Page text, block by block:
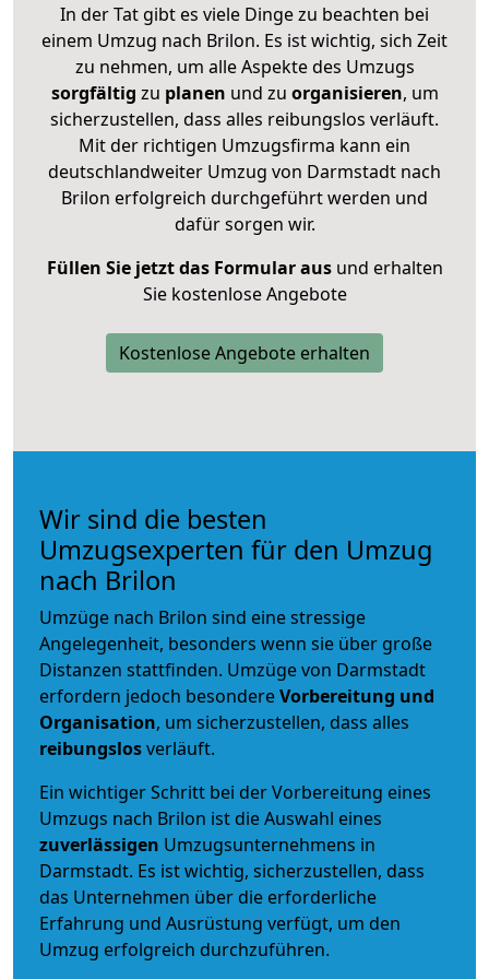
In der Tat gibt es viele Dinge zu beachten bei
einem Umzug nach Brilon. Es ist wichtig, sich Zeit
zu nehmen, um alle Aspekte des Umzugs
sorgfältig zu planen und zu organisieren, um
sicherzustellen, dass alles reibungslos verläuft.
Mit der richtigen Umzugsfirma kann ein
deutschlandweiter Umzug von Darmstadt nach
Brilon erfolgreich durchgeführt werden und
dafür sorgen wir.
Füllen Sie jetzt das Formular ausund erhalten
Sie kostenlose Angebote
Kostenlose Angebote erhalten
Wir sind die besten
Umzugsexperten für den Umzug
nach Brilon
Umzüge nach Brilon sind eine stressige
Angelegenheit, besonders wenn sie über große
Distanzen stattfinden. Umzüge von Darmstadt
erfordern jedoch besondereVorbereitung und
Organisation, um sicherzustellen, dass alles
reibungslosverläuft.
Ein wichtiger Schritt bei der Vorbereitung eines
Umzugs nach Brilon ist die Auswahl eines
zuverlässigen Umzugsunternehmens in
Darmstadt. Es ist wichtig, sicherzustellen, dass
das Unternehmen über die erforderliche
Erfahrung und Ausrüstung verfügt, um den
Umzug erfolgreich durchzuführen.